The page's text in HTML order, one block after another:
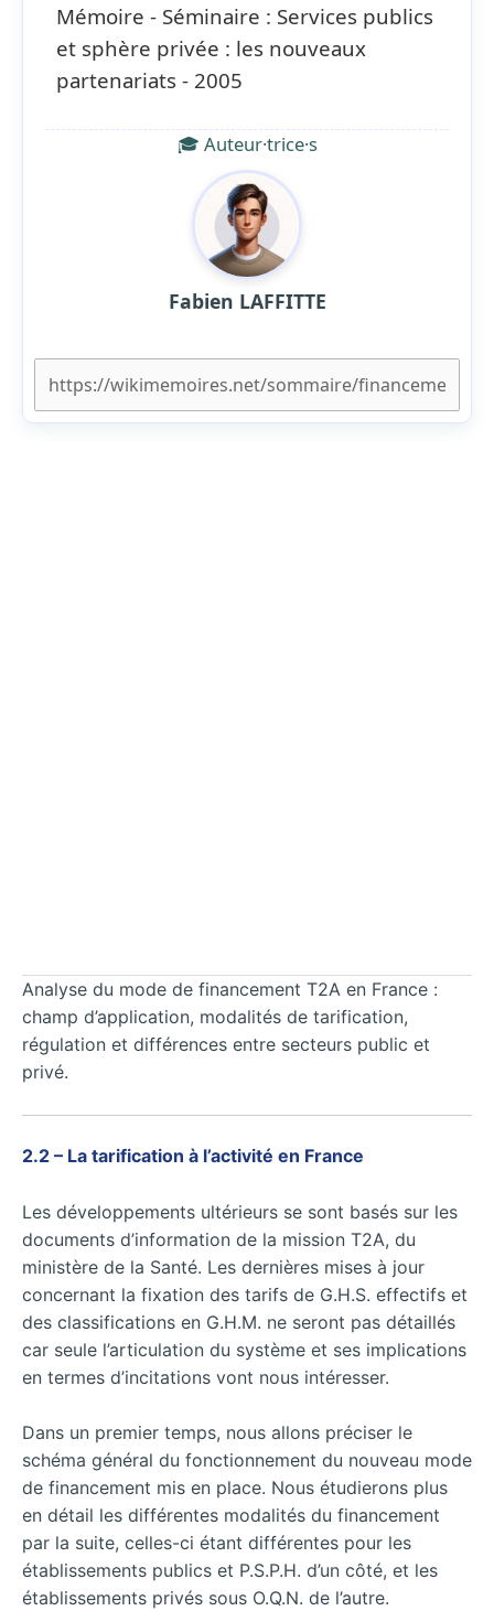
Mémoire - Séminaire : Services publics
et sphère privée : les nouveaux
partenariats - 2005
🎓 Auteur·trice·s
Fabien LAFFITTE
Analyse du mode de financement T2A en France :
champ d’application, modalités de tarification,
régulation et différences entre secteurs public et
privé.
2.2 – La tarification à l’activité en France
Les développements ultérieurs se sont basés sur les
documents d’information de la mission T2A, du
ministère de la Santé. Les dernières mises à jour
concernant la fixation des tarifs de G.H.S. effectifs et
des classifications en G.H.M. ne seront pas détaillés
car seule l’articulation du système et ses implications
en termes d’incitations vont nous intéresser.
Dans un premier temps, nous allons préciser le
schéma général du fonctionnement du nouveau mode
de financement mis en place. Nous étudierons plus
en détail les différentes modalités du financement
par la suite, celles-ci étant différentes pour les
établissements publics et P.S.P.H. d’un côté, et les
établissements privés sous O.Q.N. de l’autre.